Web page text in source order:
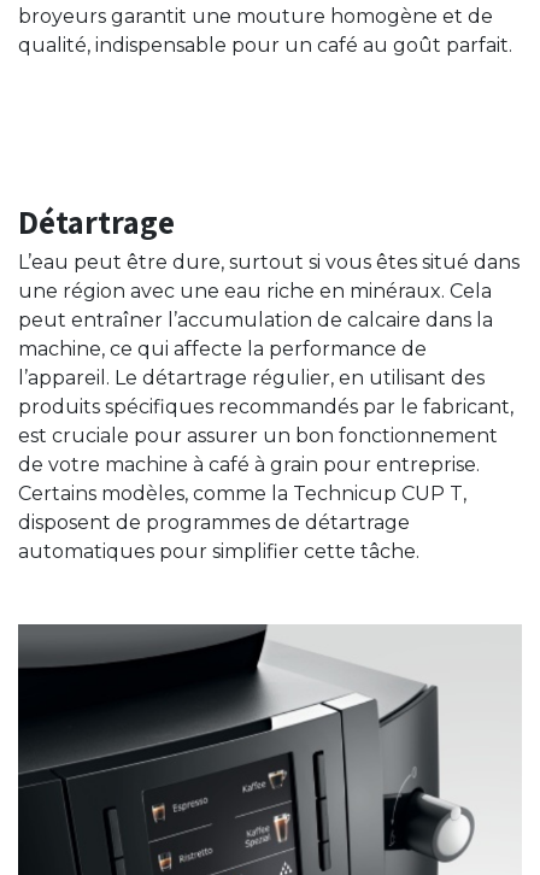
broyeurs garantit une mouture homogène et de
qualité, indispensable pour un café au goût parfait.
Détartrage
L’eau peut être dure, surtout si vous êtes situé dans
une région avec une eau riche en minéraux. Cela
peut entraîner l’accumulation de calcaire dans la
machine, ce qui affecte la performance de
l’appareil. Le détartrage régulier, en utilisant des
produits spécifiques recommandés par le fabricant,
est cruciale pour assurer un bon fonctionnement
de votre machine à café à grain pour entreprise.
Certains modèles, comme la Technicup CUP T,
disposent de programmes de détartrage
automatiques pour simplifier cette tâche.